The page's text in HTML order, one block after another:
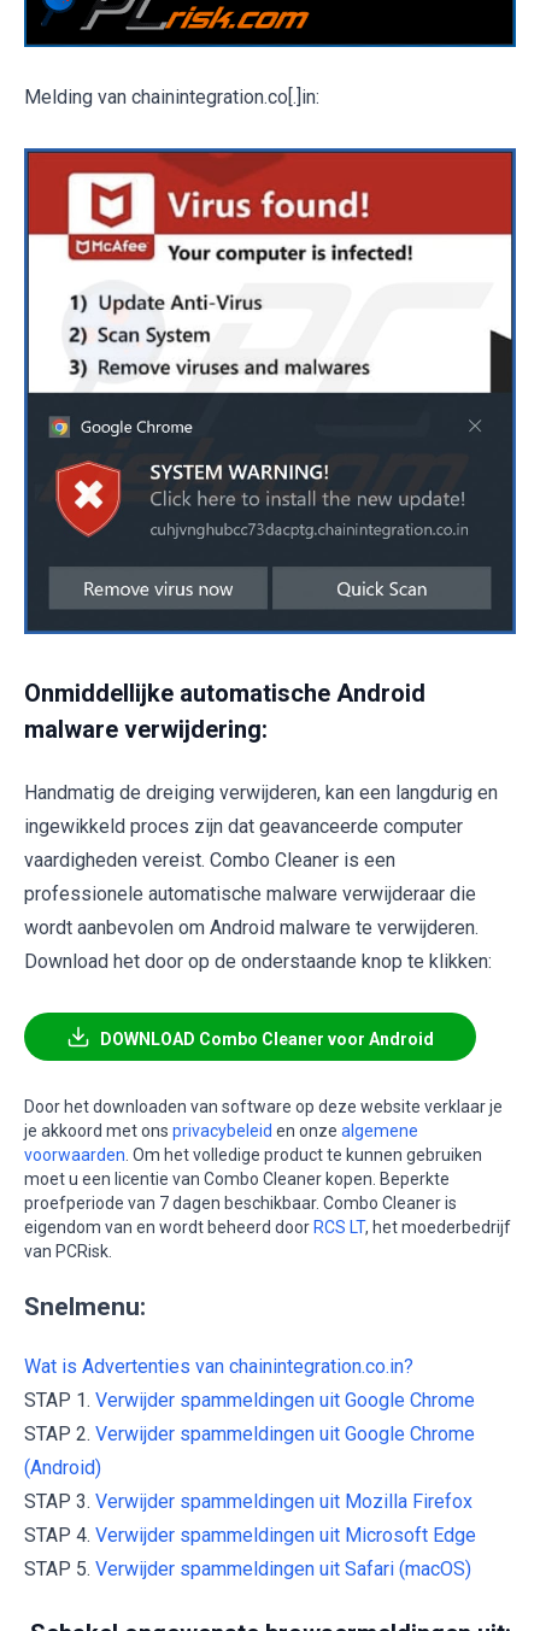
Melding van chainintegration.co[.]in:
Onmiddellijke automatische Android
malware verwijdering:
Handmatig de dreiging verwijderen, kan een langdurig en
ingewikkeld proces zijn dat geavanceerde computer
vaardigheden vereist. Combo Cleaner is een
professionele automatische malware verwijderaar die
wordt aanbevolen om Android malware te verwijderen.
Download het door op de onderstaande knop te klikken:
DOWNLOAD Combo Cleaner voor Android
Door het downloaden van software op deze website verklaar je
je akkoord met ons privacybeleid en onze algemene
voorwaarden. Om het volledige product te kunnen gebruiken
moet u een licentie van Combo Cleaner kopen. Beperkte
proefperiode van 7 dagen beschikbaar. Combo Cleaner is
eigendom van en wordt beheerd door RCS LT, het moederbedrijf
van PCRisk.
Snelmenu:
Wat is Advertenties van chainintegration.co.in?
STAP 1. Verwijder spammeldingen uit Google Chrome
STAP 2. Verwijder spammeldingen uit Google Chrome
(Android)
STAP 3. Verwijder spammeldingen uit Mozilla Firefox
STAP 4. Verwijder spammeldingen uit Microsoft Edge
STAP 5. Verwijder spammeldingen uit Safari (macOS)